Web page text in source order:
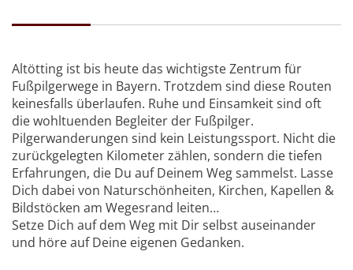
Altötting ist bis heute das wichtigste Zentrum für
Fußpilgerwege in Bayern. Trotzdem sind diese Routen
keinesfalls überlaufen. Ruhe und Einsamkeit sind oft
die wohltuenden Begleiter der Fußpilger.
Pilgerwanderungen sind kein Leistungssport. Nicht die
zurückgelegten Kilometer zählen, sondern die tiefen
Erfahrungen, die Du auf Deinem Weg sammelst. Lasse
Dich dabei von Naturschönheiten, Kirchen, Kapellen &
Bildstöcken am Wegesrand leiten…
Setze Dich auf dem Weg mit Dir selbst auseinander
und höre auf Deine eigenen Gedanken.